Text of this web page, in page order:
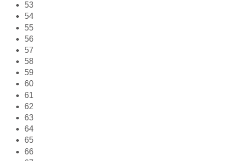
53
54
55
56
57
58
59
60
61
62
63
64
65
66